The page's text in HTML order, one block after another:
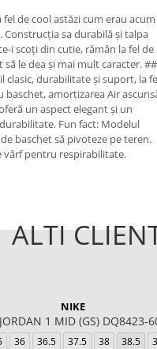
de cool astăzi cum erau acum
Construcția sa durabilă și talpa
i scoți din cutie, rămân la fel de
le dea și mai mult caracter.
durabilitate și suport, la
baschet, amortizarea Air
un aspect elegant și un
Fun fact: Modelul
baschet să pivoteze pe teren.
vârf pentru respirabilitate.
ALTI
NIKE
1 MID (GS) DQ8423-
36 36.5 37.5 38 38.5